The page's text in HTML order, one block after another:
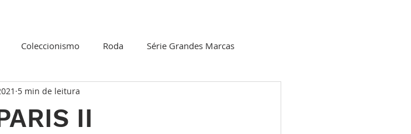
Coleccionismo Roda Série Grandes Marcas
Série Grandes Complicações
II
5 min de leitura